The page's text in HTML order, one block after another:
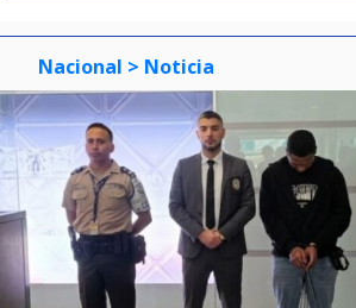
Nacional > Noticia